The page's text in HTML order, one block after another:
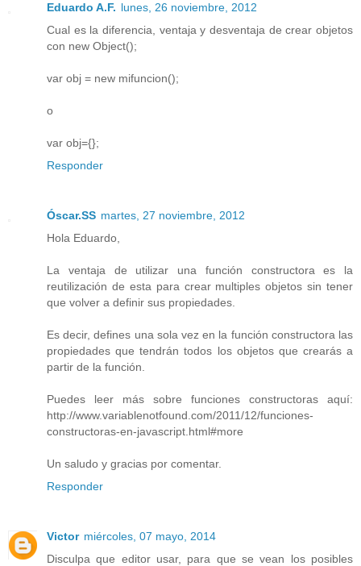
Eduardo A.F. lunes, 26 noviembre, 2012
Cual es la diferencia, ventaja y desventaja de crear objetos
con new Object();
var obj = new mifuncion();
o
var obj={};
Responder
Óscar.SS martes, 27 noviembre, 2012
Hola Eduardo,
La ventaja de utilizar una función constructora es la
reutilización de esta para crear multiples objetos sin tener
que volver a definir sus propiedades.
Es decir, defines una sola vez en la función constructora las
propiedades que tendrán todos los objetos que crearás a
partir de la función.
Puedes leer más sobre funciones constructoras aquí:
http://www.variablenotfound.com/2011/12/funciones-
constructoras-en-javascript.html#more
Un saludo y gracias por comentar.
Responder
Victor miércoles, 07 mayo, 2014
Disculpa que editor usar, para que se vean los posibles